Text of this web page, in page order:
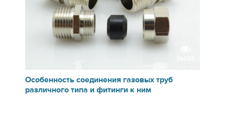
Особенность соединения газовых труб
различного типа и фитинги к ним